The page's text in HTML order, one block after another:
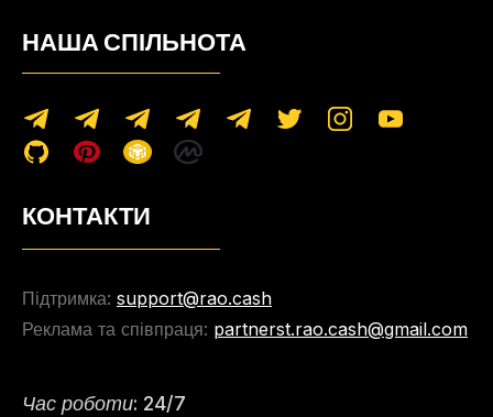
НАША СПІЛЬНОТА
КОНТАКТИ
Підтримка: support@rao.cash
Реклама та співпраця: partnerst.rao.cash@gmail.com
Час роботи: 24/7